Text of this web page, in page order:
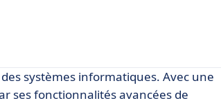
systèmes informatiques. Avec une
ses fonctionnalités avancées de